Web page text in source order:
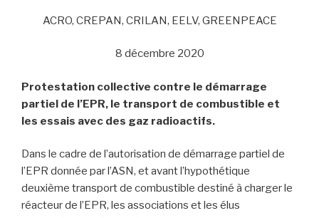
ACRO, CREPAN, CRILAN, EELV, GREENPEACE
8 décembre 2020
Protestation collective contre le démarrage
partiel de l’EPR, le transport de combustible et
les essais avec des gaz radioactifs.
Dans le cadre de l’autorisation de démarrage partiel de
l’EPR donnée par l’ASN, et avant l’hypothétique
deuxième transport de combustible destiné à charger le
réacteur de l’EPR, les associations et les élus